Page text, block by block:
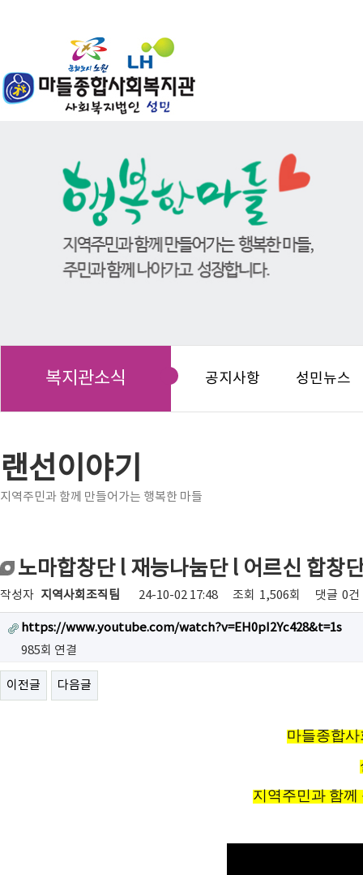
복지관소식 공지사항 성민뉴스
랜선이야기
지역주민과 함께 만들어가는 행복한 마들
노마합창단 l 재능나눔단 l 어르신 합창
작성자 지역사회조직팀 24-10-02 17:48 조회 1,506회 댓글 0건
https://www.youtube.com/watch?v=EH0pI2Yc428&t=1s
985회 연결
이전글 다음글
마들종합
지역주민과 함께